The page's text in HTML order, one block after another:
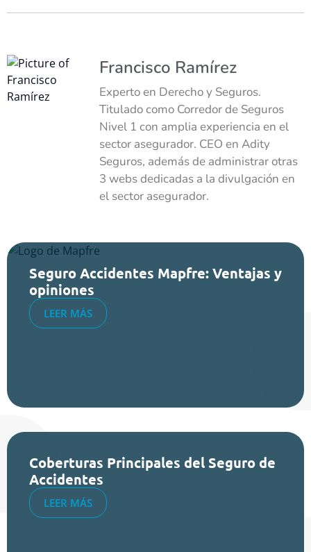
Francisco Ramírez
Experto en Derecho y Seguros.
Titulado como Corredor de Seguros
Nivel 1 con amplia experiencia en el
sector asegurador. CEO en Adity
Seguros, además de administrar otras
3 webs dedicadas a la divulgación en
el sector asegurador.
Seguro Accidentes Mapfre: Ventajas y
opiniones
LEER MÁS
Coberturas Principales del Seguro de
Accidentes
LEER MÁS